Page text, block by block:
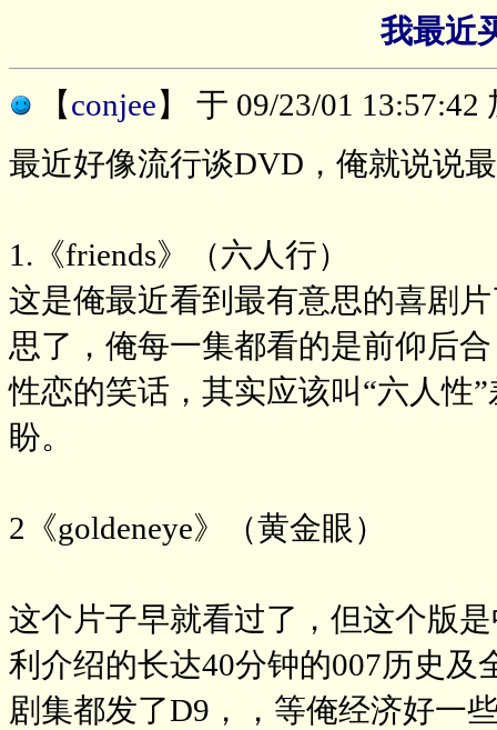
我最近
【conjee】 于 09/23/01
最近好像流行谈DVD，俺就说说
1.《friends》（六人行）
这是俺最近看到最有意思的喜剧
思了，俺每一集都看的是前仰后
性恋的笑话，其实应该叫“六人性
盼。
2《goldeneye》（黄金眼）
这个片子早就看过了，但这个版
利介绍的长达40分钟的007历史
剧集都发了D9，，等俺经济好一